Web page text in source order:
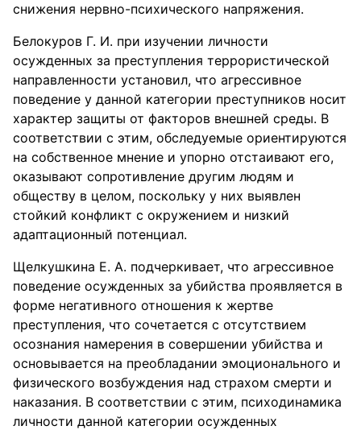
снижения нервно-психического напряжения.
Белокуров Г. И. при изучении личности
осужденных за преступления террористической
направленности установил, что агрессивное
поведение у данной категории преступников носит
характер защиты от факторов внешней среды. В
соответствии с этим, обследуемые ориентируются
на собственное мнение и упорно отстаивают его,
оказывают сопротивление другим людям и
обществу в целом, поскольку у них выявлен
стойкий конфликт с окружением и низкий
адаптационный потенциал.
Щелкушкина Е. А. подчеркивает, что агрессивное
поведение осужденных за убийства проявляется в
форме негативного отношения к жертве
преступления, что сочетается с отсутствием
осознания намерения в совершении убийства и
основывается на преобладании эмоционального и
физического возбуждения над страхом смерти и
наказания. В соответствии с этим, психодинамика
личности данной категории осужденных